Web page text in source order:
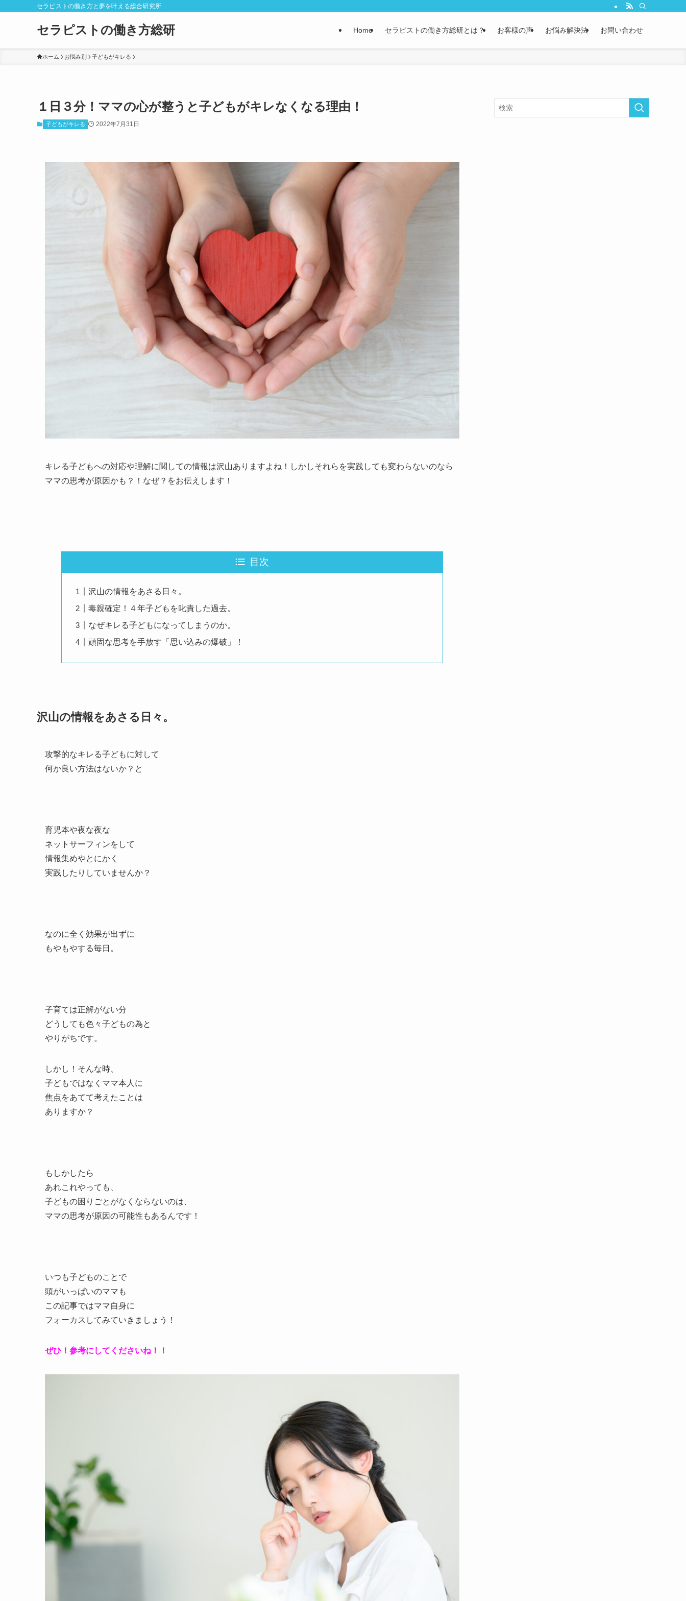
セラピストの働き方と夢を叶える総合研究所
セラピストの働き方総研 Home セラピストの働き方総研とは？ お客様の声 お悩み解決法 お問い合わせ
ホーム お悩み別 子どもがキレる
１日３分！ママの心が整うと子どもがキレなくなる理由！
子どもがキレる 2022年7月31日
キレる子どもへの対応や理解に関しての情報は沢山ありますよね！しかしそれらを実践しても変わらないのなら
ママの思考が原因かも？！なぜ？をお伝えします！
目次
沢山の情報をあさる日々。
毒親確定！４年子どもを叱責した過去。
なぜキレる子どもになってしまうのか。
頑固な思考を手放す「思い込みの爆破」！
沢山の情報をあさる日々。
攻撃的なキレる子どもに対して
何か良い方法はないか？と
育児本や夜な夜な
ネットサーフィンをして
情報集めやとにかく
実践したりしていませんか？
なのに全く効果が出ずに
もやもやする毎日。
子育ては正解がない分
どうしても色々子どもの為と
やりがちです。
しかし！そんな時、
子どもではなくママ本人に
焦点をあてて考えたことは
ありますか？
もしかしたら
あれこれやっても、
子どもの困りごとがなくならないのは、
ママの思考が原因の可能性もあるんです！
いつも子どものことで
頭がいっぱいのママも
この記事ではママ自身に
フォーカスしてみていきましょう！
ぜひ！参考にしてくださいね！！